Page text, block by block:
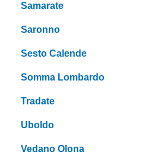
Samarate
Saronno
Sesto Calende
Somma Lombardo
Tradate
Uboldo
Vedano Olona